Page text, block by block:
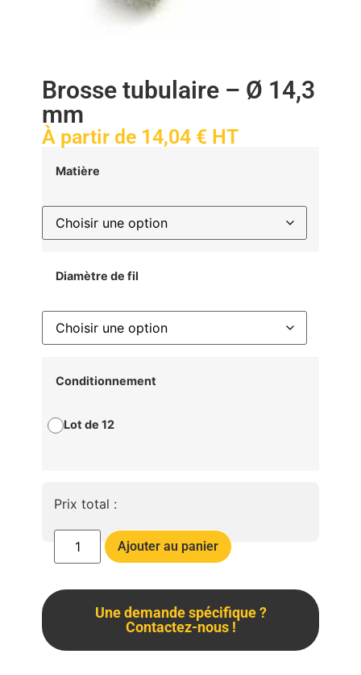
Brosse tubulaire – Ø 14,3
mm
À partir de 14,04 € HT
Matière
Diamètre de fil
Conditionnement
Lot de 12
Prix total :
Ajouter au panier
Une demande spécifique ?
Contactez-nous !